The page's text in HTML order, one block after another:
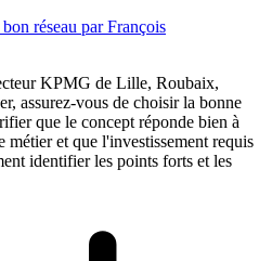
réseau par François
KPMG de Lille, Roubaix,
assurez-vous de choisir la bonne
que le concept réponde bien à
métier et que l'investissement requis
identifier les points forts et les